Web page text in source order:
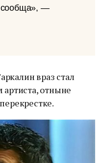
сообща», —
враз стал
артиста, отныне